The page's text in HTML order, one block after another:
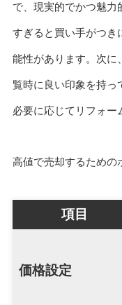
で、現実的でかつ魅力
すぎると買い手がつき
能性があります。次に
覧時に良い印象を持っ
必要に応じてリフォー
高値で売却するための
項目
価格設定